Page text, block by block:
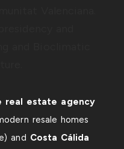
real estate agency
resale homes
and Costa Cálida